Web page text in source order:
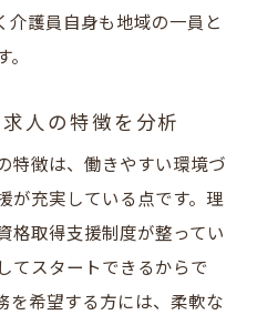
介護員自身も地域の一員と
人の特徴を分析
特徴は、働きやすい環境づ
が充実している点です。理
格取得支援制度が整ってい
てスタートできるからで
を希望する方には、柔軟な